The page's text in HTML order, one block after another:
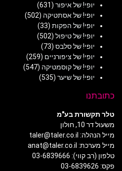
יופי! של איפור (631)
יופי! של אסתטיקה (502)
יופי! של הפקות (33)
יופי! של טיפול (502)
יופי! של סלבס (73)
יופי! של ציפורניים (259)
יופי! של קוסמטיקה (547)
יופי! של שיער (535)
כתובתנו
טלר תקשורת בע"מ
משעול דר 10, חולון
מייל הנהלה: taler@taler.co.il
מייל מערכת: anat@taler.co.il
טלפון (רב קווי): 03-6839666
פקס: 03-6839626